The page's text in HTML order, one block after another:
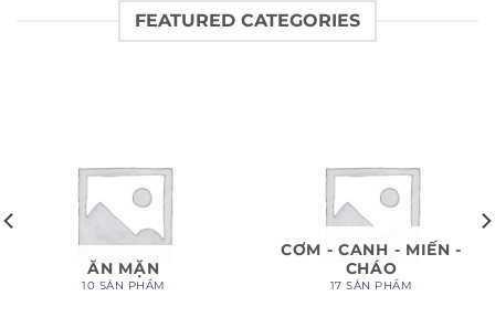
FEATURED CATEGORIES
ĂN MẶN
10 SẢN PHẨM
CƠM - CANH - MIẾN -
CHÁO
17 SẢN PHẨM